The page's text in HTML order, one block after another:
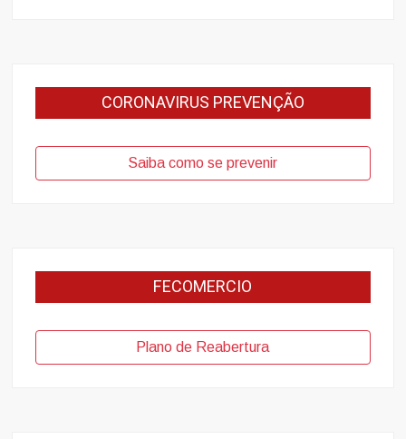
CORONAVIRUS PREVENÇÃO
Saiba como se prevenir
FECOMERCIO
Plano de Reabertura